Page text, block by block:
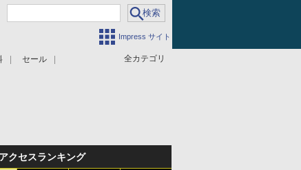
Impress サイト
全カテゴリ
セール
アクセスランキング